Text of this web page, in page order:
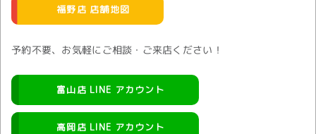
福野店 店舗地図
予約不要、お気軽にご相談・ご来店ください！
富山店 LINE アカウント
高岡店 LINE アカウント